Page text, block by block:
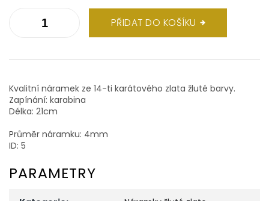
PŘIDAT DO KOŠÍKU
Kvalitní náramek ze 14-ti karátového zlata žluté barvy.
Zapínání: karabina
Délka: 21cm
Průměr náramku: 4mm
ID: 5
PARAMETRY